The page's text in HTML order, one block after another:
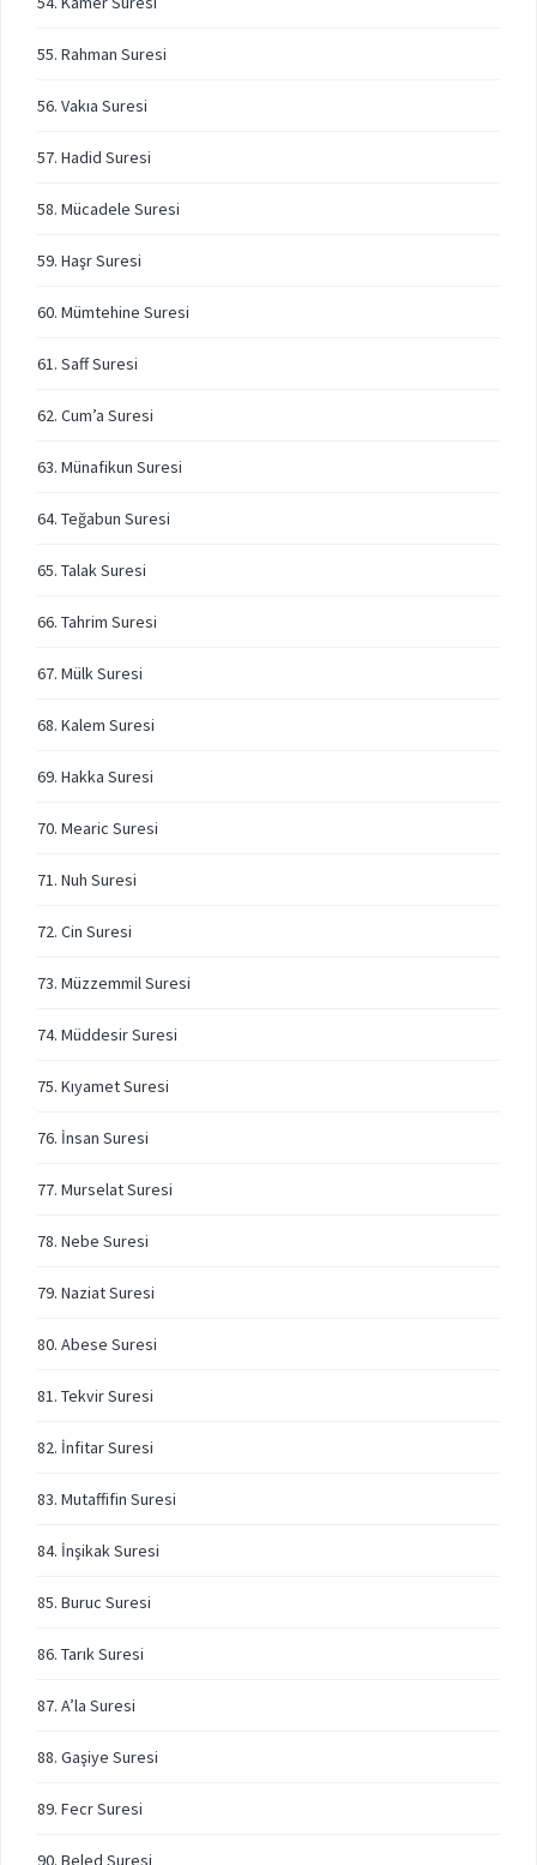
55. Rahman Suresi
56. Vakıa Suresi
57. Hadid Suresi
58. Mücadele Suresi
59. Haşr Suresi
60. Mümtehine Suresi
61. Saff Suresi
62. Cum’a Suresi
63. Münafikun Suresi
64. Teğabun Suresi
65. Talak Suresi
66. Tahrim Suresi
67. Mülk Suresi
68. Kalem Suresi
69. Hakka Suresi
70. Mearic Suresi
71. Nuh Suresi
72. Cin Suresi
73. Müzzemmil Suresi
74. Müddesir Suresi
75. Kıyamet Suresi
76. İnsan Suresi
77. Murselat Suresi
78. Nebe Suresi
79. Naziat Suresi
80. Abese Suresi
81. Tekvir Suresi
82. İnfitar Suresi
83. Mutaffifin Suresi
84. İnşikak Suresi
85. Buruc Suresi
86. Tarık Suresi
87. A’la Suresi
88. Gaşiye Suresi
89. Fecr Suresi
90. Beled Suresi